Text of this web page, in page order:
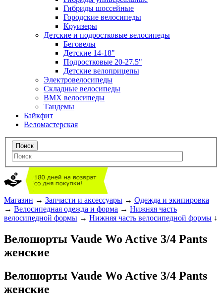
Гибриды шоссейные
Городские велосипеды
Круизеры
Детские и подростковые велосипеды
Беговелы
Детские 14-18"
Подростковые 20-27.5"
Детские велоприцепы
Электровелосипеды
Складные велосипеды
BMX велосипеды
Тандемы
Байкфит
Веломастерская
Магазин → Запчасти и аксессуары → Одежда и экипировка
→ Велосипедная одежда и форма → Нижняя часть
велосипедной формы → Нижняя часть велосипедной формы ↓
Велошорты Vaude Wo Active 3/4 Pants
женские
Велошорты Vaude Wo Active 3/4 Pants
женские